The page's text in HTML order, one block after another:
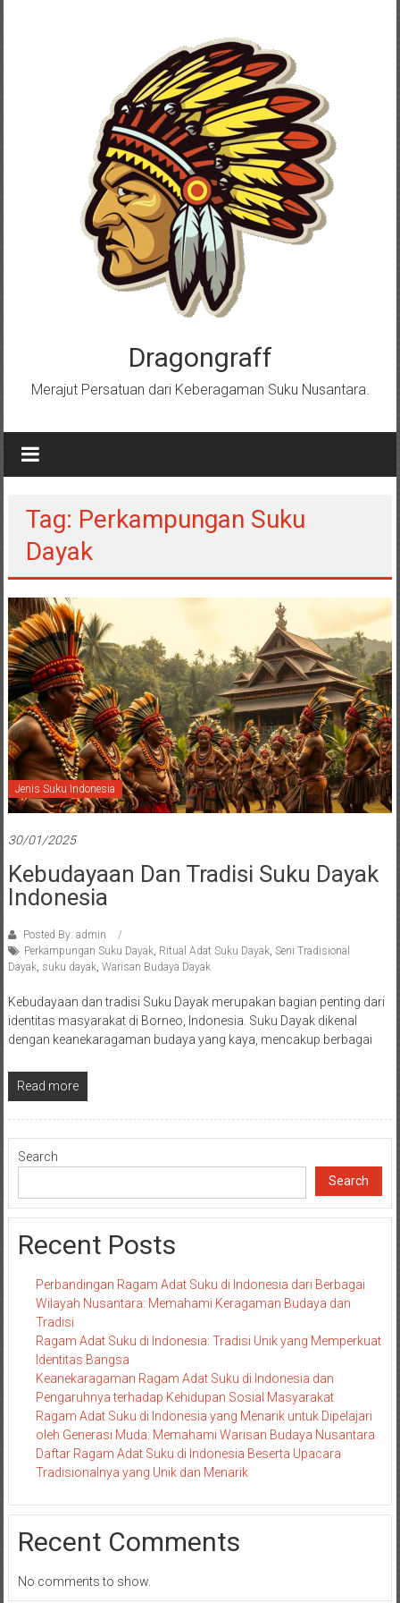
Dragongraff
Merajut Persatuan dari Keberagaman Suku Nusantara.
Tag: Perkampungan Suku
Dayak
Jenis Suku Indonesia
30/01/2025
Kebudayaan Dan Tradisi Suku Dayak
Indonesia
Posted By: admin
Perkampungan Suku Dayak, Ritual Adat Suku Dayak, Seni Tradisional
Dayak, suku dayak, Warisan Budaya Dayak
Kebudayaan dan tradisi Suku Dayak merupakan bagian penting dari
identitas masyarakat di Borneo, Indonesia. Suku Dayak dikenal
dengan keanekaragaman budaya yang kaya, mencakup berbagai
Read more
Search
Search
Recent Posts
Perbandingan Ragam Adat Suku di Indonesia dari Berbagai
Wilayah Nusantara: Memahami Keragaman Budaya dan
Tradisi
Ragam Adat Suku di Indonesia: Tradisi Unik yang Memperkuat
Identitas Bangsa
Keanekaragaman Ragam Adat Suku di Indonesia dan
Pengaruhnya terhadap Kehidupan Sosial Masyarakat
Ragam Adat Suku di Indonesia yang Menarik untuk Dipelajari
oleh Generasi Muda: Memahami Warisan Budaya Nusantara
Daftar Ragam Adat Suku di Indonesia Beserta Upacara
Tradisionalnya yang Unik dan Menarik
Recent Comments
No comments to show.